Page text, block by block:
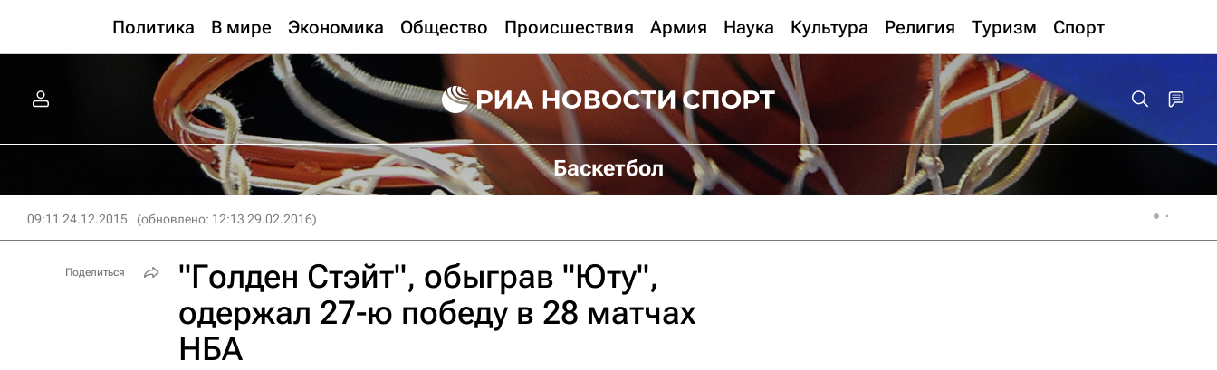
Политика В мире Экономика Общество Происшествия Армия Наука Культура Религия Туризм Спорт
Баскетбол
09:11 24.12.2015 (обновлено: 12:13 29.02.2016)
"Голден Стэйт", обыграв "Юту",
одержал 27-ю победу в 28 матчах
НБА
Поделиться